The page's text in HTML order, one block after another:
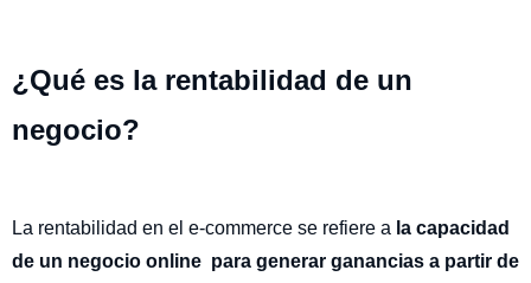
¿Qué es la rentabilidad de un
negocio?
La rentabilidad en el e-commerce se refiere a la capacidad
de un negocio online para generar ganancias a partir de